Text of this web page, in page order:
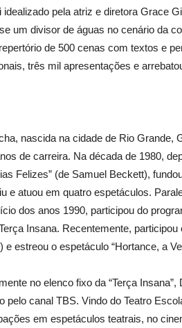
idealizado pela atriz e diretora Grace
um divisor de águas no cenário da
de 500 cenas com textos e
três mil apresentações e
nascida na cidade de Rio Grande,
de carreira. Na década de 1980,
Felizes” (de Samuel Beckett),
e atuou em quatro espetáculos.
dos anos 1990, participou do
Insana. Recentemente,
e estreou o espetáculo “Hortance, a
no elenco fixo da “Terça
pelo canal TBS. Vindo do Teatro
em espetáculos teatrais, no